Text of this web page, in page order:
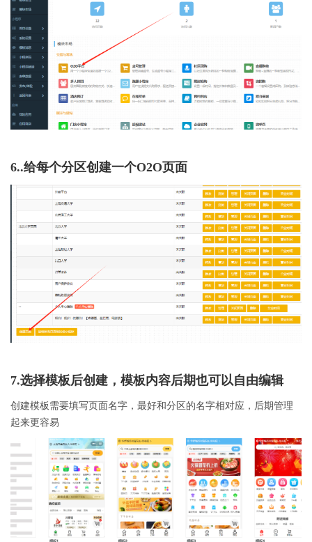
6..给每个分区创建一个O2O页面
7.选择模板后创建，模板内容后期也可以自由编辑
创建模板需要填写页面名字，最好和分区的名字相对应，后期管理
起来更容易